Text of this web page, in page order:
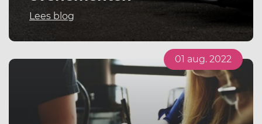
Lees blog
01 aug. 2022